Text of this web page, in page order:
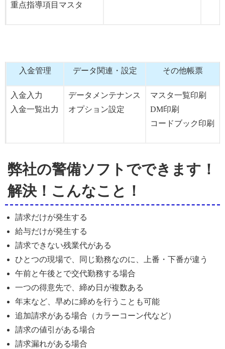
重点指導項目マスタ
入金管理 データ関連・設定 その他帳票
入金入力
入金一覧出力
データメンテナンス
オプション設定
マスタ一覧印刷
DM印刷
コードブック印刷
弊社の警備ソフトでできます！
解決！こんなこと！
請求だけが発生する
給与だけが発生する
請求できない残業代がある
ひとつの現場で、同じ勤務なのに、上番・下番が違う
午前と午後とで交代勤務する場合
一つの得意先で、締め日が複数ある
年末など、早めに締めを行うことも可能
追加請求がある場合（カラーコーン代など）
請求の値引がある場合
請求漏れがある場合